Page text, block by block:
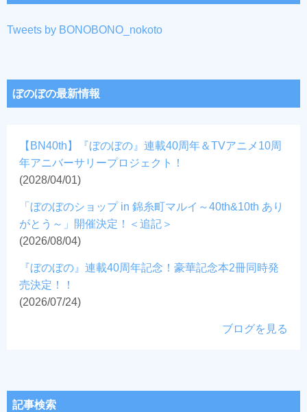
Tweets by BONOBONO_nokoto
ぼのぼの最新情報
【BN40th】『ぼのぼの』連載40周年＆TVアニメ10周
年アニバーサリープロジェクト！
(2028/04/01)
「ぼのぼのショップ in 錦糸町マルイ～40th&10th あり
がとう～」開催決定！＜追記＞
(2026/08/04)
『ぼのぼの』連載40周年記念！豪華記念本2冊同時発
売決定！！
(2026/07/24)
ブログを見る
記事検索